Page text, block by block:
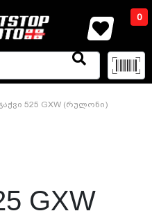
0
Ჯაჭვი 525 GXW (რულონი)
GXW